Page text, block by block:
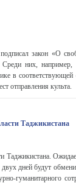
закон «О
них, например,
в
отправления культа.
Таджикистана
Таджикистана.
дней будут
гуманитарного